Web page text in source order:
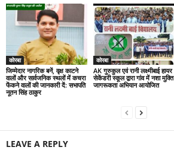
कोरबा
जिम्मेदार नागरिक बनें, वृक्ष काटने
वालों और सार्वजनिक स्थलों में कचरा
फेंकने वालों की जानकारी दें: सभापति
नूतन सिंह ठाकुर
कोरबा
AK गुरुकुल एवं रानी लक्ष्मीबाई हायर
सेकेंडरी स्कूल द्वारा गांव में नशा मुक्ति
जागरूकता अभियान आयोजित
LEAVE A REPLY